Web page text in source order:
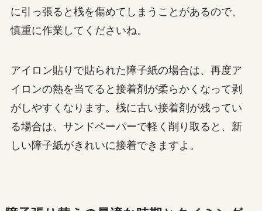
に引っ張ると桟を傷めてしまうことがあるので、
慎重に作業してくださいね。
アイロン貼りで貼られた障子紙の場合は、再度ア
イロンの熱を当てると接着剤が柔らかくなって剥
がしやすくなります。桟に古い接着剤が残ってい
る場合は、サンドペーパーで軽く削り取ると、新
しい障子紙がきれいに接着できますよ。